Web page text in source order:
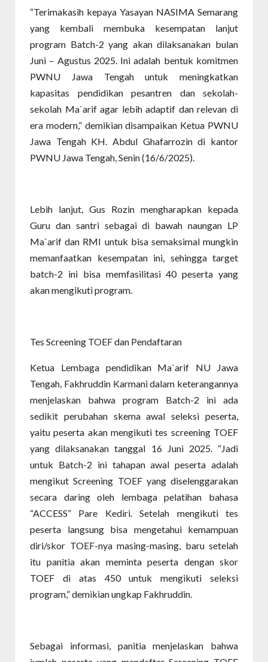
“Terimakasih kepaya Yasayan NASIMA Semarang
yang kembali membuka kesempatan lanjut
program Batch-2 yang akan dilaksanakan bulan
Juni – Agustus 2025. Ini adalah bentuk komitmen
PWNU Jawa Tengah untuk meningkatkan
kapasitas pendidikan pesantren dan sekolah-
sekolah Ma`arif agar lebih adaptif dan relevan di
era modern,” demikian disampaikan Ketua PWNU
Jawa Tengah KH. Abdul Ghafarrozin di kantor
PWNU Jawa Tengah, Senin (16/6/2025).
Lebih lanjut, Gus Rozin mengharapkan kepada
Guru dan santri sebagai di bawah naungan LP
Ma`arif dan RMI untuk bisa semaksimal mungkin
memanfaatkan kesempatan ini, sehingga target
batch-2 ini bisa memfasilitasi 40 peserta yang
akan mengikuti program.
Tes Screening TOEF dan Pendaftaran
Ketua Lembaga pendidikan Ma`arif NU Jawa
Tengah, Fakhruddin Karmani dalam keterangannya
menjelaskan bahwa program Batch-2 ini ada
sedikit perubahan skema awal seleksi peserta,
yaitu peserta akan mengikuti tes screening TOEF
yang dilaksanakan tanggal 16 Juni 2025. “Jadi
untuk Batch-2 ini tahapan awal peserta adalah
mengikut Screening TOEF yang diselenggarakan
secara daring oleh lembaga pelatihan bahasa
“ACCESS” Pare Kediri. Setelah mengikuti tes
peserta langsung bisa mengetahui kemampuan
diri/skor TOEF-nya masing-masing, baru setelah
itu panitia akan meminta peserta dengan skor
TOEF di atas 450 untuk mengikuti seleksi
program,” demikian ungkap Fakhruddin.
Sebagai informasi, panitia menjelaskan bahwa